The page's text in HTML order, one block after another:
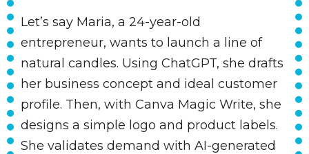
Let’s say Maria, a 24-year-old
entrepreneur, wants to launch a line of
natural candles. Using ChatGPT, she drafts
her business concept and ideal customer
profile. Then, with Canva Magic Write, she
designs a simple logo and product labels.
She validates demand with AI-generated